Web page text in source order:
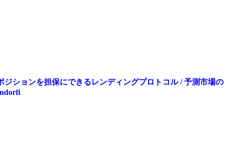
ジションを担保にできるレンディングプロトコル / 予測市場の